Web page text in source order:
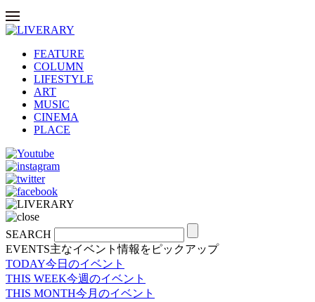
FEATURE
COLUMN
LIFESTYLE
ART
MUSIC
CINEMA
PLACE
SEARCH
EVENTS主なイベント情報をピックアップ
TODAY今日のイベント
THIS WEEK今週のイベント
THIS MONTH今月のイベント